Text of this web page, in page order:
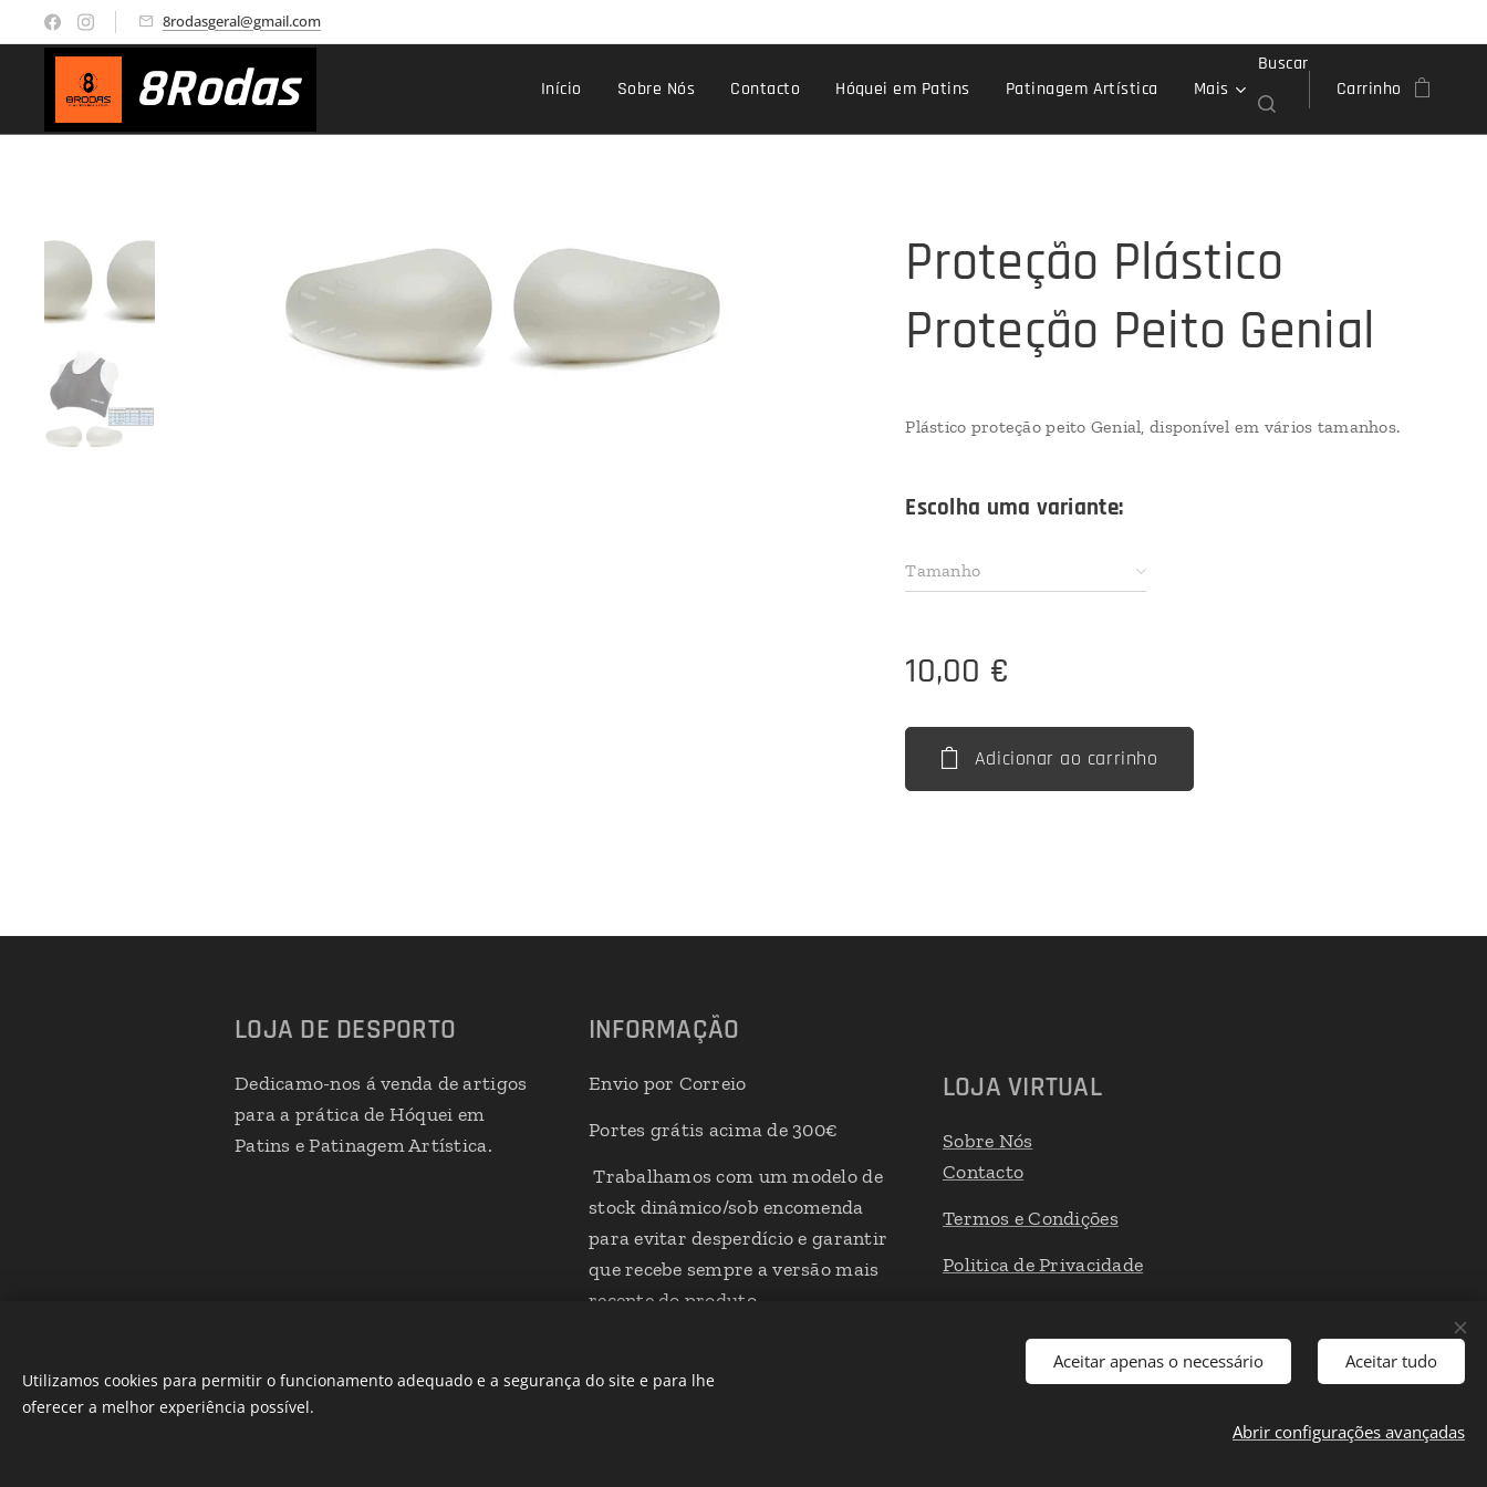
8rodasgeral@gmail.com
8Rodas Início Sobre Nós Contacto Hóquei em Patins Patinagem Artística Mais
Buscar
Carrinho
Proteção Plástico
Proteção Peito Genial
Plástico proteção peito Genial, disponível em vários tamanhos.
Escolha uma variante:
Tamanho
10,00 €
Adicionar ao carrinho
LOJA DE DESPORTO
Dedicamo-nos á venda de artigos
para a prática de Hóquei em
Patins e Patinagem Artística.
INFORMAÇÃO
Envio por Correio
Portes grátis acima de 300€
Trabalhamos com um modelo de
stock dinâmico/sob encomenda
para evitar desperdício e garantir
que recebe sempre a versão mais
recente do produto
LOJA VIRTUAL
Sobre Nós
Contacto
Termos e Condições
Politica de Privacidade
Utilizamos cookies para permitir o funcionamento adequado e a segurança do site e para lhe
oferecer a melhor experiência possível.
Aceitar apenas o necessário Aceitar tudo
Abrir configurações avançadas